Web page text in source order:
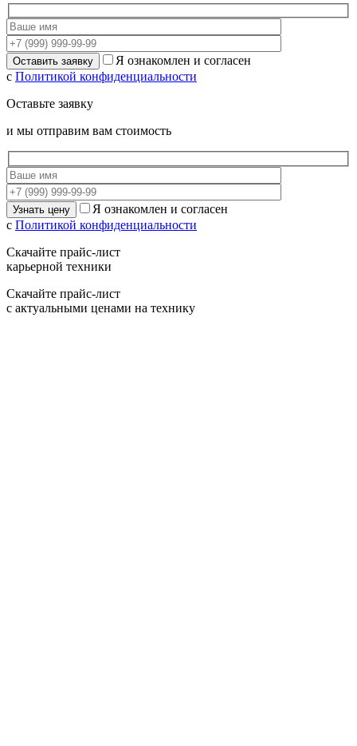
Я ознакомлен и согласен
с Политикой конфиденциальности
Оставьте заявку
и мы отправим вам стоимость
Я ознакомлен и согласен
с Политикой конфиденциальности
Скачайте прайс-лист
карьерной техники
Скачайте прайс-лист
с актуальными ценами на технику